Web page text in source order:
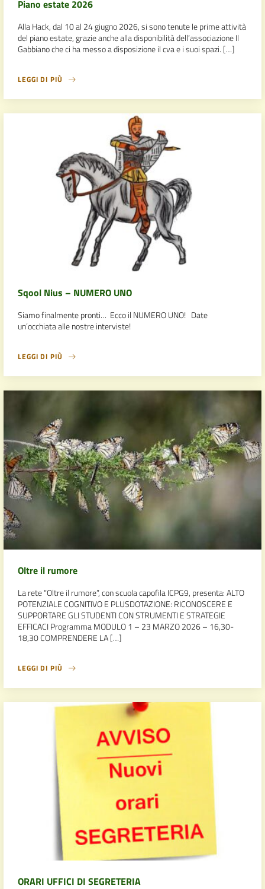
Piano estate 2026
Alla Hack, dal 10 al 24 giugno 2026, si sono tenute le prime attività
del piano estate, grazie anche alla disponibilità dell’associazione Il
Gabbiano che ci ha messo a disposizione il cva e i suoi spazi. […]
LEGGI DI PIÙ
Sqool Nius – NUMERO UNO
Siamo finalmente pronti… Ecco il NUMERO UNO! Date
un’occhiata alle nostre interviste!
LEGGI DI PIÙ
Oltre il rumore
La rete “Oltre il rumore”, con scuola capofila ICPG9, presenta: ALTO
POTENZIALE COGNITIVO E PLUSDOTAZIONE: RICONOSCERE E
SUPPORTARE GLI STUDENTI CON STRUMENTI E STRATEGIE
EFFICACI Programma MODULO 1 – 23 MARZO 2026 – 16,30-
18,30 COMPRENDERE LA […]
LEGGI DI PIÙ
ORARI UFFICI DI SEGRETERIA